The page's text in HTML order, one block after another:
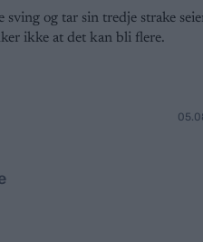
og tar sin tredje strake
ikke at det kan bli flere.